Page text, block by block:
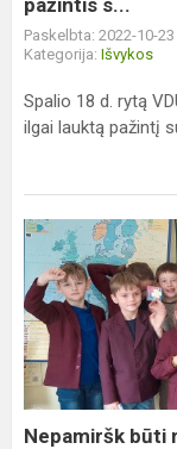
pažintis s...
Paskelbta: 2022-10-23
Kategorija: Išvykos
Spalio 18 d. rytą
ilgai lauktą pažintį
Nepamiršk
būti
matomas
Nepamiršk būti